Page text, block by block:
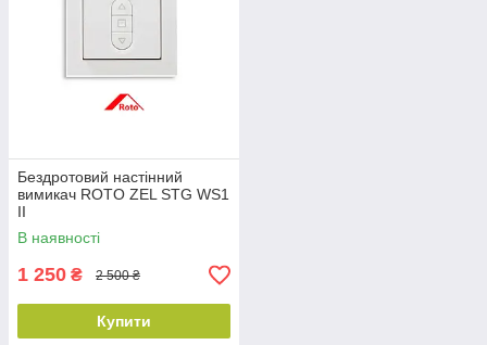
Бездротовий настінний
вимикач ROTO ZEL STG WS1
II
В наявності
1 250 ₴ 2 500 ₴
Купити